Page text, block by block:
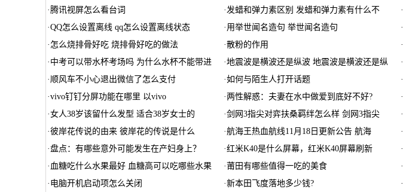
·腾讯视屏怎么看台词 ·发蜡和弹力素区别 发蜡和弹力素有什么不 ·
·QQ怎么设置离线 qq怎么设置离线状态 · 用举世闻名造句 举世闻名造句 ·
· 怎么烧排骨好吃 烧排骨好吃的做法 ·散粉的作用 ·
· 中考可以带水杯考场吗 为什么水杯不能带进 ·地震波是横波还是纵波 地震波是横波还是纵 ·
·顺风车不小心退出微信了怎么支付 ·如何与陌生人打开话题 ·
·vivo钉钉分屏功能在哪里 以vivo · 两性解惑：夫妻在水中做爱到底好不好? ·
·女人38岁该留什么发型 适合38岁女士的 ·剑网3指尖对弈扶桑羁绊怎么样 剑网3指尖 ·
·彼岸花传说的由来 彼岸花的传说是什么 ·航海王热血航线11月18日更新公告 航海 ·
·盘点：有哪些意外可能发生在产妇身上？ ·红米K40是什么屏幕，红米K40屏幕刷新 ·
· 血糖吃什么水果最好 血糖高可以吃哪些水果 · 莆田有哪些值得一吃的美食 ·
· 电脑开机启动项怎么关闭 ·新本田飞度落地多少钱? ·